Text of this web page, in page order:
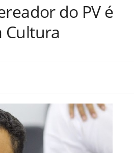
do PV é
Cultura